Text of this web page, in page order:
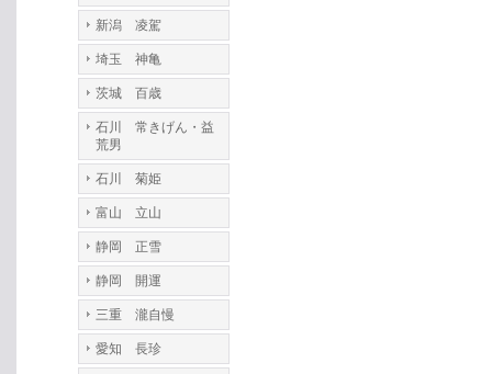
新潟 凌駕
埼玉 神亀
茨城 百歳
石川 常きげん・益
荒男
石川 菊姫
富山 立山
静岡 正雪
静岡 開運
三重 瀧自慢
愛知 長珍